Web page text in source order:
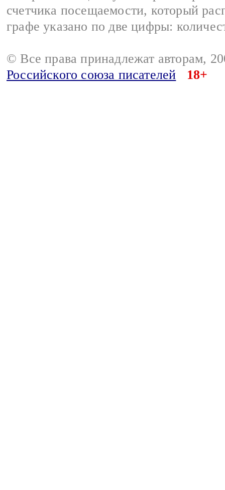
счетчика посещаемости, который
графе указано по две цифры:
© Все права принадлежат авторам,
Российского союза писателей
18+